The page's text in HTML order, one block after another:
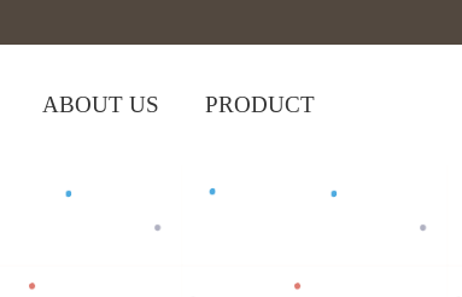
ABOUT US PRODUCT
,Oblong/T-Shirt ,Tops Oblong Panjang